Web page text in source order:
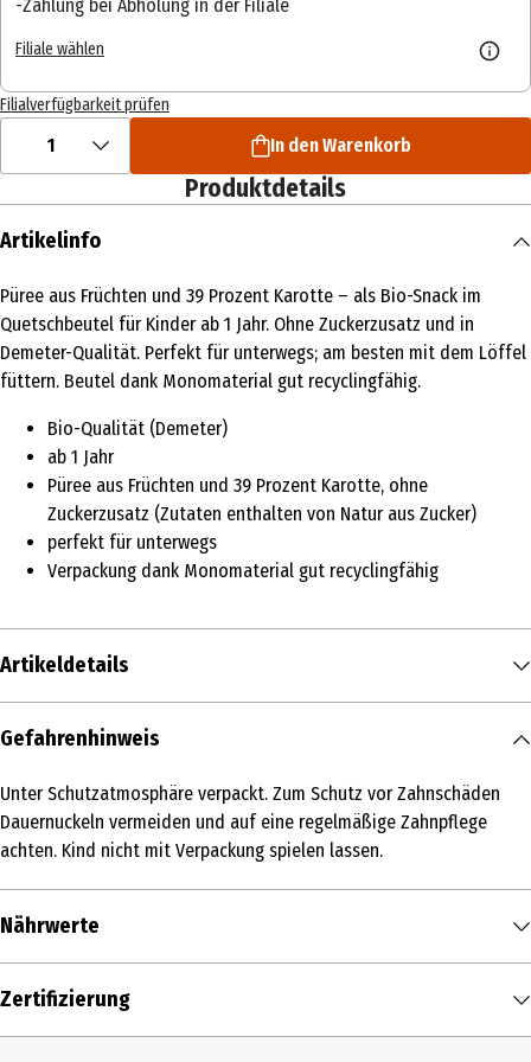
Zahlung bei Abholung in der Filiale
Filiale wählen
Filialverfügbarkeit prüfen
1 In den Warenkorb
Produktdetails
Artikelinfo
Püree aus Früchten und 39 Prozent Karotte – als Bio-Snack im
Quetschbeutel für Kinder ab 1 Jahr. Ohne Zuckerzusatz und in
Demeter-Qualität. Perfekt für unterwegs; am besten mit dem Löffel
füttern. Beutel dank Monomaterial gut recyclingfähig.
Bio-Qualität (Demeter)
ab 1 Jahr
Püree aus Früchten und 39 Prozent Karotte, ohne
Zuckerzusatz (Zutaten enthalten von Natur aus Zucker)
perfekt für unterwegs
Verpackung dank Monomaterial gut recyclingfähig
Artikeldetails
Inhalt
Produkttyp
Früchte
Zutaten
Äpfel* 40 %, Karotten* 39 %, Mangos* 20 %, Zitronensaft** * aus
biologischer Landwirtschaft
Gefahrenhinweis
Unter Schutzatmosphäre verpackt. Zum Schutz vor Zahnschäden
Dauernuckeln vermeiden und auf eine regelmäßige Zahnpflege
achten. Kind nicht mit Verpackung spielen lassen.
Nährwerte
Nährwerte je
Zertifizierung